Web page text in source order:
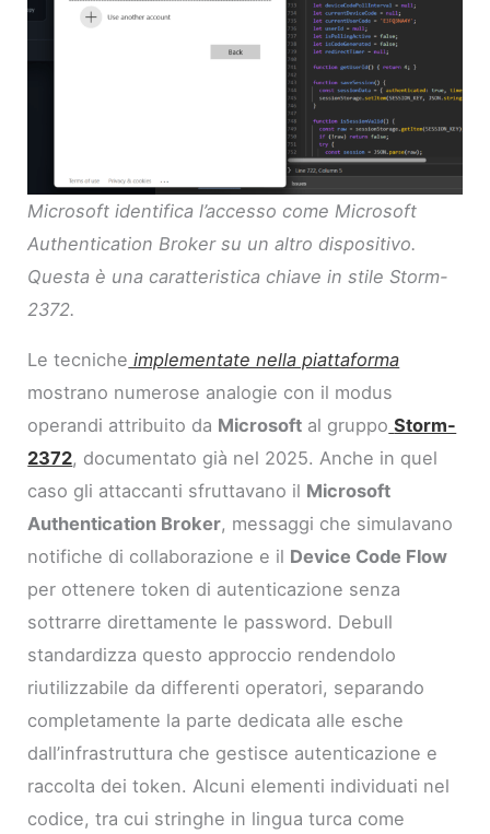
Microsoft identifica l’accesso come Microsoft
Authentication Broker su un altro dispositivo.
Questa è una caratteristica chiave in stile Storm-
2372.
Le tecniche implementate nella piattaforma
mostrano numerose analogie con il modus
operandi attribuito da Microsoft al gruppo Storm-
2372, documentato già nel 2025. Anche in quel
caso gli attaccanti sfruttavano il Microsoft
Authentication Broker, messaggi che simulavano
notifiche di collaborazione e il Device Code Flow
per ottenere token di autenticazione senza
sottrarre direttamente le password. Debull
standardizza questo approccio rendendolo
riutilizzabile da differenti operatori, separando
completamente la parte dedicata alle esche
dall’infrastruttura che gestisce autenticazione e
raccolta dei token. Alcuni elementi individuati nel
codice, tra cui stringhe in lingua turca come